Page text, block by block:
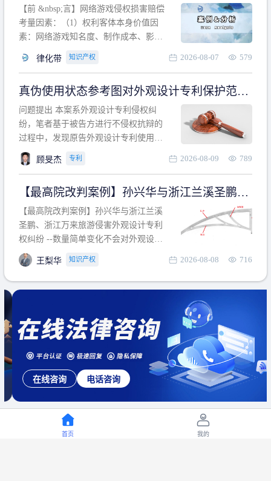
作狭义解释，一般情况下，只要依法享
有的、在本专利申请日之
【前 &nbsp;言】网络游戏侵权损害赔偿
考量因素：（1）权利客体本身价值因
素：网络游戏知名度、制作成本、影响
利角度因素：被诉侵权游戏销售数量、
人数、活跃人数、市场占用率；（3）被
告主观因素：被告的主观恶意、是否明
知或应知、是否有
律化带 知识产权 2026-08-07 579
真伪使用状态参考图对外观设计专利保护范围
的影响
问题提出 本案系外观设计专利侵权纠
纷，笔者基于被告方进行不侵权抗辩的
过程中，发现原告外观设计专利使用状
态参考图中的外观设计与被告涉案商品
的视觉效果存在显著区别。故就使用状
保护范围确定进行了研究，将办案体会
与研究过程记录如下： 简要结论： 笔者
提出使用状态参考图应以
顾旻杰 专利 2026-08-09 789
【最高院改判案例】孙兴华与浙江兰溪圣鹏、
浙江万来旅游侵害外观设计专利权纠纷
【最高院改判案例】孙兴华与浙江兰溪
圣鹏、浙江万来旅游侵害外观设计专利
权纠纷 --数量简单变化不会对外观设计
产生视觉影响，及现有设计抗辩与专利
无效再审改判可以执行回转 【承办律
师】 王梨华 浙江杭知桥律师事务所 【案
民再2
王梨华 知识产权 2026-08-08 716
在线咨询 电话咨询
首页 我的